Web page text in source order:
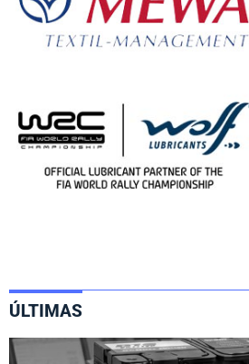
ÚLTIMAS